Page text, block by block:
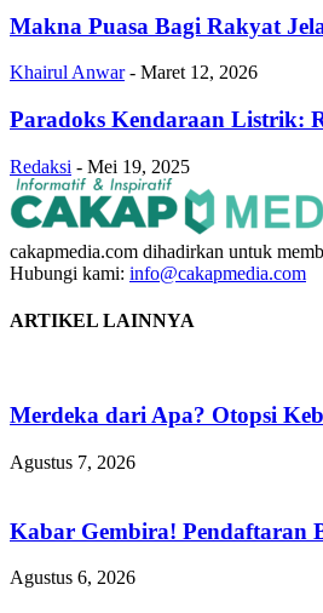
Makna Puasa Bagi Rakyat
Khairul Anwar - Maret 12, 2026
Paradoks Kendaraan Listrik:
Redaksi - Mei 19, 2025
cakapmedia.com dihadirkan untuk
Hubungi kami: info@cakapmedia.com
ARTIKEL LAINNYA
Merdeka dari Apa? Otopsi
Agustus 7, 2026
Kabar Gembira! Pendaftaran
Agustus 6, 2026